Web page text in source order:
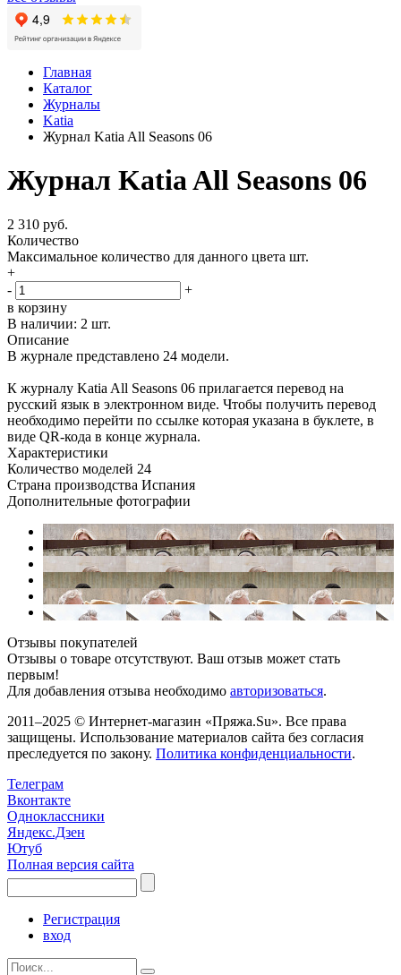
Главная
Каталог
Журналы
Katia
Журнал Katia All Seasons 06
Журнал Katia All Seasons 06
2 310 руб.
Количество
Максимальное количество для данного цвета шт.
+
-
+
в корзину
В наличии: 2 шт.
Описание
В журнале представлено 24 модели.
К журналу Katia All Seasons 06 прилагается перевод на
русский язык в электронном виде. Чтобы получить перевод
необходимо перейти по ссылке которая указана в буклете, в
виде QR-кода в конце журнала.
Характеристики
Количество моделей 24
Страна производства Испания
Дополнительные фотографии
Отзывы покупателей
Отзывы о товаре отсутствуют. Ваш отзыв может стать
первым!
Для добавления отзыва необходимо авторизоваться.
2011–2025 © Интернет-магазин «Пряжа.Su». Все права
защищены. Использование материалов сайта без согласия
преследуется по закону. Политика конфиденциальности.
Телеграм
Вконтакте
Одноклассники
Яндекс.Дзен
Ютуб
Полная версия сайта
Регистрация
вход